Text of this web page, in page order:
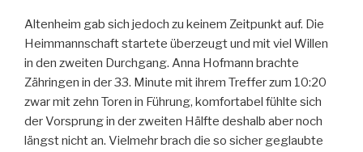
Altenheim gab sich jedoch zu keinem Zeitpunkt auf. Die
Heimmannschaft startete überzeugt und mit viel Willen
in den zweiten Durchgang. Anna Hofmann brachte
Zähringen in der 33. Minute mit ihrem Treffer zum 10:20
zwar mit zehn Toren in Führung, komfortabel fühlte sich
der Vorsprung in der zweiten Hälfte deshalb aber noch
längst nicht an. Vielmehr brach die so sicher geglaubte